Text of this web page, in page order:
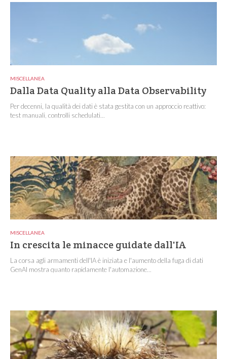
MISCELLANEA
Dalla Data Quality alla Data Observability
Per decenni, la qualità dei dati è stata gestita con un approccio reattivo:
test manuali, controlli schedulati...
MISCELLANEA
In crescita le minacce guidate dall'IA
La corsa agli armamenti dell'IA è iniziata e l'aumento della fuga di dati
GenAI mostra quanto rapidamente l'automazione...